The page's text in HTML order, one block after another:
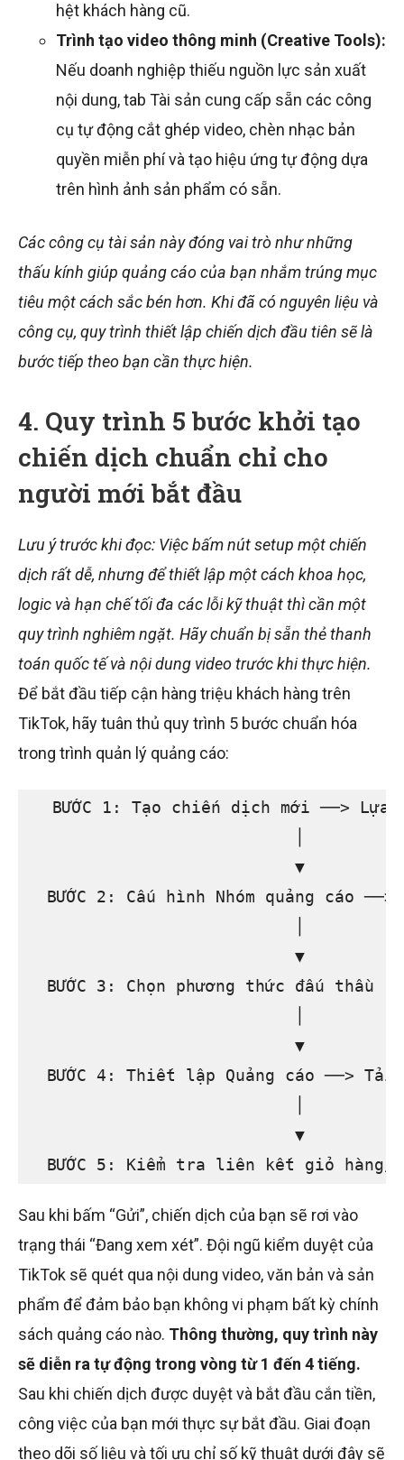
hệt khách hàng cũ.
Trình tạo video thông minh (Creative Tools):
Nếu doanh nghiệp thiếu nguồn lực sản xuất
nội dung, tab Tài sản cung cấp sẵn các công
cụ tự động cắt ghép video, chèn nhạc bản
quyền miễn phí và tạo hiệu ứng tự động dựa
trên hình ảnh sản phẩm có sẵn.
Các công cụ tài sản này đóng vai trò như những
thấu kính giúp quảng cáo của bạn nhắm trúng mục
tiêu một cách sắc bén hơn. Khi đã có nguyên liệu và
công cụ, quy trình thiết lập chiến dịch đầu tiên sẽ là
bước tiếp theo bạn cần thực hiện.
4. Quy trình 5 bước khởi tạo
chiến dịch chuẩn chỉ cho
người mới bắt đầu
Lưu ý trước khi đọc: Việc bấm nút setup một chiến
dịch rất dễ, nhưng để thiết lập một cách khoa học,
logic và hạn chế tối đa các lỗi kỹ thuật thì cần một
quy trình nghiêm ngặt. Hãy chuẩn bị sẵn thẻ thanh
toán quốc tế và nội dung video trước khi thực hiện.
Để bắt đầu tiếp cận hàng triệu khách hàng trên
TikTok, hãy tuân thủ quy trình 5 bước chuẩn hóa
trong trình quản lý quảng cáo:
BƯỚC 1: Tạo chiến dịch mới ──> Lựa
                           ▼
BƯỚC 2: Cấu hình Nhóm quảng cáo
                           ▼
BƯỚC 3: Chọn phương thức đấu thầu
                           ▼
BƯỚC 4: Thiết lập Quảng cáo ──>
                           ▼
Sau khi bấm “Gửi”, chiến dịch của bạn sẽ rơi vào
trạng thái “Đang xem xét”. Đội ngũ kiểm duyệt của
TikTok sẽ quét qua nội dung video, văn bản và sản
phẩm để đảm bảo bạn không vi phạm bất kỳ chính
sách quảng cáo nào. Thông thường, quy trình này
sẽ diễn ra tự động trong vòng từ 1 đến 4 tiếng.
Sau khi chiến dịch được duyệt và bắt đầu cắn tiền,
công việc của bạn mới thực sự bắt đầu. Giai đoạn
theo dõi số liệu và tối ưu chỉ số kỹ thuật dưới đây sẽ